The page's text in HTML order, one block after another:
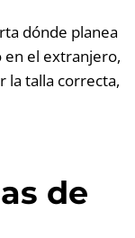
dónde planea
en el extranjero,
la talla correcta,
de